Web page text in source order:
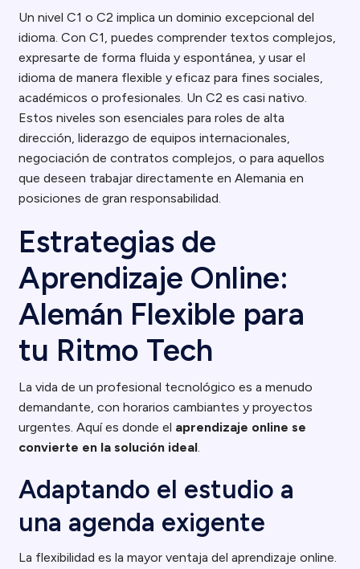
Un nivel C1 o C2 implica un dominio excepcional del
idioma. Con C1, puedes comprender textos complejos,
expresarte de forma fluida y espontánea, y usar el
idioma de manera flexible y eficaz para fines sociales,
académicos o profesionales. Un C2 es casi nativo.
Estos niveles son esenciales para roles de alta
dirección, liderazgo de equipos internacionales,
negociación de contratos complejos, o para aquellos
que deseen trabajar directamente en Alemania en
posiciones de gran responsabilidad.
Estrategias de
Aprendizaje Online:
Alemán Flexible para
tu Ritmo Tech
La vida de un profesional tecnológico es a menudo
demandante, con horarios cambiantes y proyectos
urgentes. Aquí es donde el aprendizaje online se
convierte en la solución ideal.
Adaptando el estudio a
una agenda exigente
La flexibilidad es la mayor ventaja del aprendizaje online.